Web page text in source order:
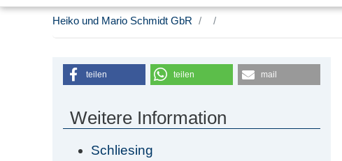
Heiko und Mario Schmidt GbR
teilen teilen mail
Weitere Information
Schliesing